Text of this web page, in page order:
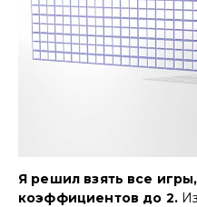
Я решил взять все
коэффициентов до 2.